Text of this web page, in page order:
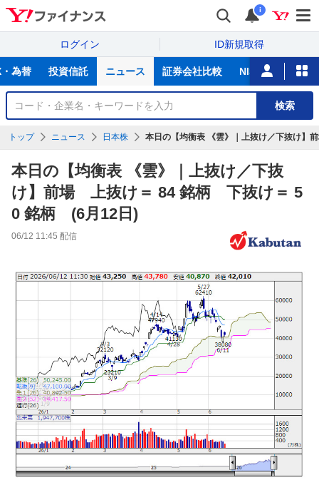
i
ログイン ID新規取得
サ
為替 投資信託 ニュース 証券会社比較 NISA カード
銘
検
検索
トップ ニュース 日本株 本日の【均衡表 《雲》｜上抜け／下抜け
本日の【均衡表 《雲》｜上抜け／下抜
け】前場 上抜け＝ 84 銘柄 下抜け＝ 5
0 銘柄 (6月12日)
06/12 11:45 配信